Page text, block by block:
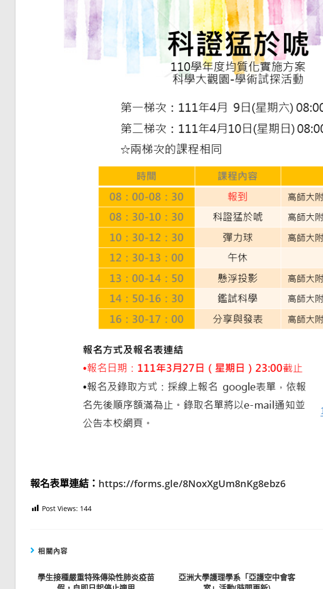
報名表單連結： https://forms.gle/8NoxXgUm8nKg8ebz6
Post Views: 144
相關內容
學生接種嚴重特殊傳染性肺炎疫苗
亞洲大學護理學系「亞護空中會客